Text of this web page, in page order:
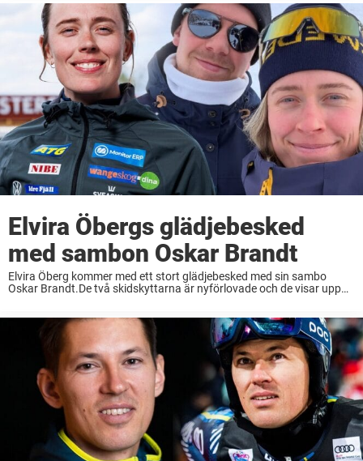
2025 har ...
Elvira Öbergs glädjebesked
med sambon Oskar Brandt
Elvira Öberg kommer med ett stort glädjebesked med sin sambo
Oskar Brandt.De två skidskyttarna är nyförlovade och de visar upp